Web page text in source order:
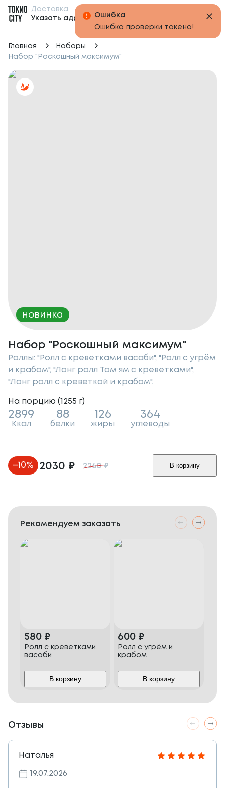
Доставка
Указать адрес
Главная
Наборы
Набор "Роскошный максимум"
новинка
Набор "Роскошный максимум"
Роллы: "Ролл с креветками васаби", "Ролл с угрём
и крабом", "Лонг ролл Том ям с креветками",
"Лонг ролл с креветкой и крабом".
На порцию (1255 г)
2899
Ккал
88
белки
126
жиры
364
углеводы
–10% 2030 ₽ 2260₽ В корзину
Рекомендуем заказать
580 ₽
Ролл с креветками
васаби
В корзину
600 ₽
Ролл с угрём и
крабом
В корзину
Отзывы
Наталья
19.07.2026